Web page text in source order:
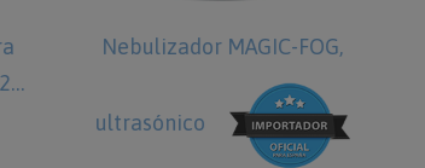
Nebulizador MAGIC-FOG,
ultrasónico